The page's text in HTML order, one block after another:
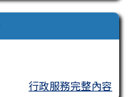
行政服務完整內容